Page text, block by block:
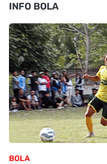
INFO BOLA
BOLA